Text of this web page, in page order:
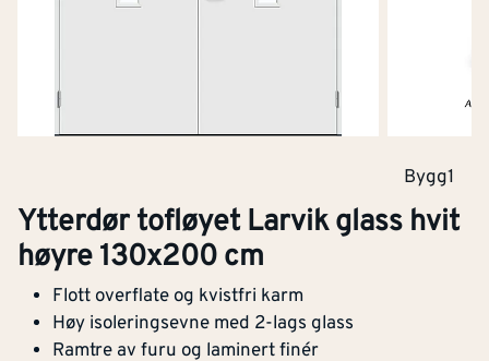
Bygg1
Ytterdør tofløyet Larvik glass hvit
høyre 130x200 cm
Flott overflate og kvistfri karm
Høy isoleringsevne med 2-lags glass
Ramtre av furu og laminert finér